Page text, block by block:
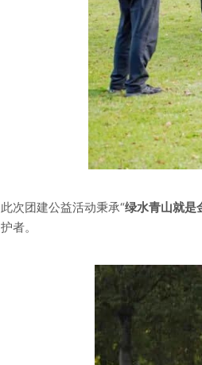
此次团建公益活动秉承“绿水青山就是
护者。